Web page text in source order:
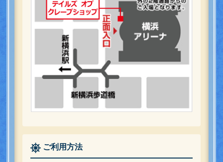
ご利用方法